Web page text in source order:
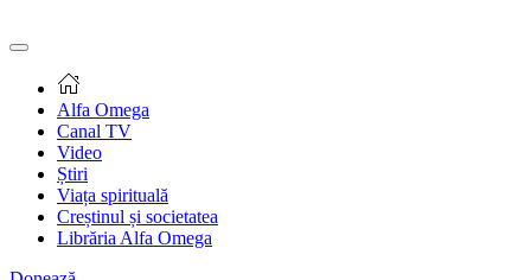
Alfa Omega
Canal TV
Video
Știri
Viața spirituală
Creștinul și societatea
Librăria Alfa Omega